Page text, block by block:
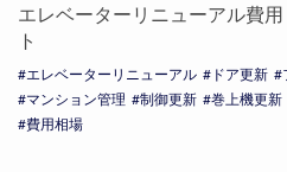
エレベーターリニューアル費
ト
エレベーターリニューアル ドア更新
マンション管理
制御更新 巻上機更新
費用相場